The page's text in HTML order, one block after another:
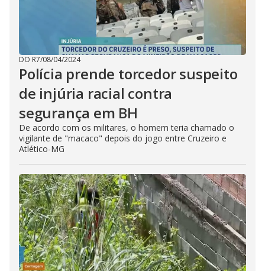
DO R7/08/04/2024
Polícia prende torcedor suspeito
de injúria racial contra
segurança em BH
De acordo com os militares, o homem teria chamado o
vigilante de "macaco" depois do jogo entre Cruzeiro e
Atlético-MG